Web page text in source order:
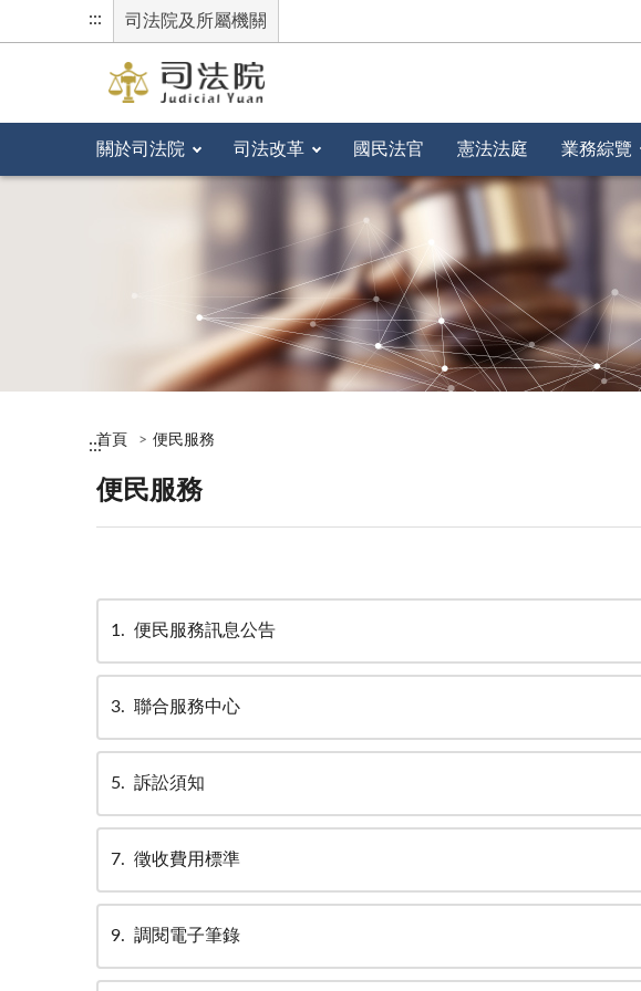
::: 司法院及所屬機關
關於司法院 司法改革 國民法官 憲法法庭 業務綜覽
:::首頁 便民服務
便民服務
1 便民服務訊息公告
3 聯合服務中心
5 訴訟須知
7 徵收費用標準
9 調閱電子筆錄